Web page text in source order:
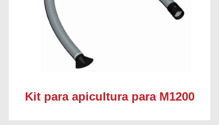
Kit para apicultura para M1200